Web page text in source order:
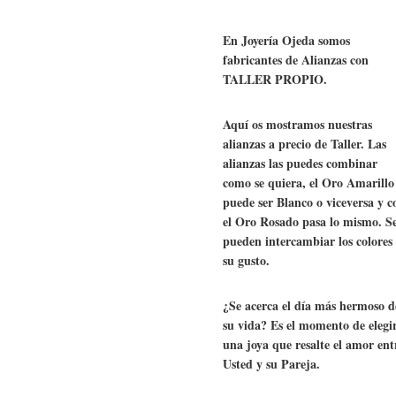
En Joyería Ojeda somos
fabricantes de Alianzas con
TALLER PROPIO.
Aquí os mostramos nuestras
alianzas a precio de Taller. Las
alianzas las puedes combinar
como se quiera, el Oro Amarillo
puede ser Blanco o viceversa y
el Oro Rosado pasa lo mismo.
pueden intercambiar los colores
su gusto.
¿Se acerca el día más hermoso
su vida? Es el momento de
una joya que resalte el amor
Usted y su Pareja.